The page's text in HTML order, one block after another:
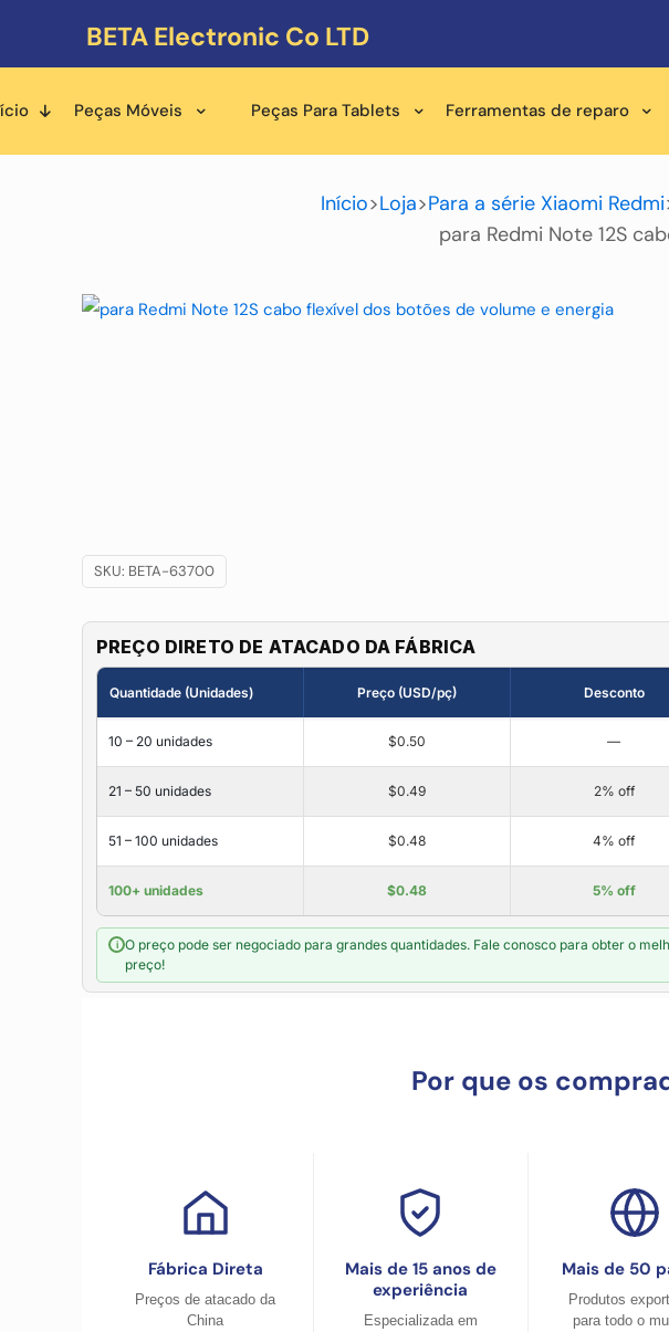
BETA Electronic Co LTD
Peças Móveis Peças Para Tablets Ferramentas de reparo
Início>Loja>Para a série Xiaomi Redmi
para Redmi Note 12S
SKU: BETA-63700
PREÇO DIRETO DE ATACADO DA FÁBRICA
Quantidade (Unidades) Preço (USD/pç) Desconto
10 – 20 unidades $0.50 —
21 – 50 unidades $0.49 2% off
51 – 100 unidades $0.48 4% off
100+ unidades $0.48 5% off
i O preço pode ser negociado para grandes quantidades. Fale conosco para obter o
preço!
Por que os
Fábrica Direta
Preços de atacado da
China
Mais de 15 anos de
experiência
Especializada em
Mais de 50
Produtos
para todo o